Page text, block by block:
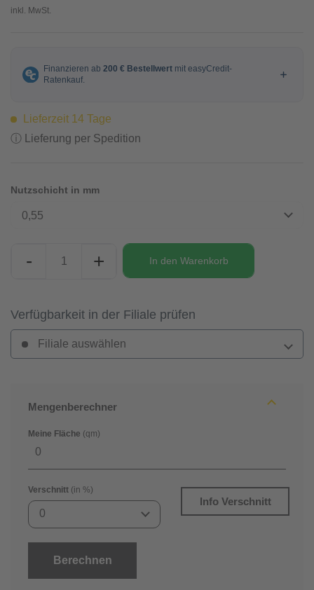
inkl. MwSt.
Lieferzeit 14 Tage
ⓘ Lieferung per Spedition
Nutzschicht in mm
0,55
- + In den Warenkorb
Verfügbarkeit in der Filiale prüfen
Filiale auswählen
Mengenberechner
Meine Fläche (qm)
Verschnitt (in %)
0
Info Verschnitt
Berechnen